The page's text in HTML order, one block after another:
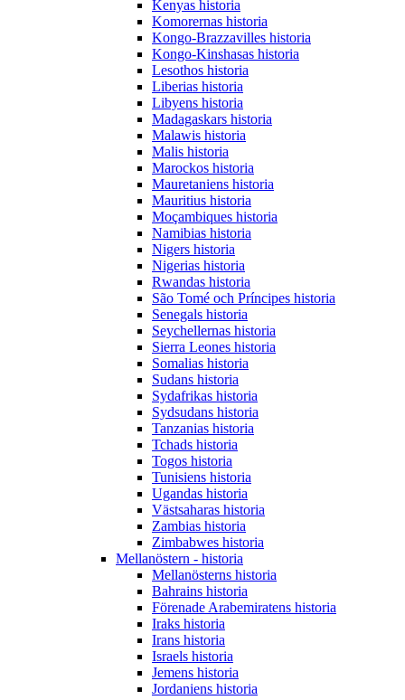
Kenyas historia
Komorernas historia
Kongo-Brazzavilles historia
Kongo-Kinshasas historia
Lesothos historia
Liberias historia
Libyens historia
Madagaskars historia
Malawis historia
Malis historia
Marockos historia
Mauretaniens historia
Mauritius historia
Moçambiques historia
Namibias historia
Nigers historia
Nigerias historia
Rwandas historia
São Tomé och Príncipes historia
Senegals historia
Seychellernas historia
Sierra Leones historia
Somalias historia
Sudans historia
Sydafrikas historia
Sydsudans historia
Tanzanias historia
Tchads historia
Togos historia
Tunisiens historia
Ugandas historia
Västsaharas historia
Zambias historia
Zimbabwes historia
Mellanöstern - historia
Mellanösterns historia
Bahrains historia
Förenade Arabemiratens historia
Iraks historia
Irans historia
Israels historia
Jemens historia
Jordaniens historia